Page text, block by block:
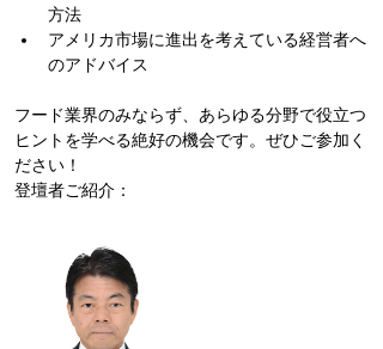
方法
アメリカ市場に進出を考えている経営者へ
のアドバイス
フード業界のみならず、あらゆる分野で役立つ
ヒントを学べる絶好の機会です。ぜひご参加く
ださい！
登壇者ご紹介：